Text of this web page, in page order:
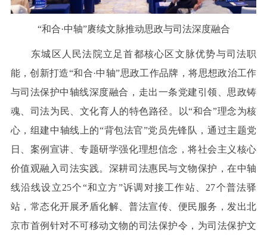
“和合·中轴”赓续文脉推动思政与司法深度融合
东城区人民法院立足首都核心区文脉优势与司法职
能，创新打造“和合·中轴”思政工作品牌，将思想政治工作
与司法保护中轴线深度融合，走出一条党建引领、思政铸
魂、司法为民、文化育人的特色路径。以“和合”理念为核
心，组建中轴线上的“背包法官”党员先锋队，通过主题党
日、案例宣讲、专题研学强化理想信念，将社会主义核心
价值观融入司法实践。深耕司法惠民与文物保护，在中轴
线沿线设立25个“和立方”诉调对接工作站、27个普法驿
站，常态化开展矛盾化解、普法宣传、便民服务，发出北
京市首例针对不可移动文物的司法保护令，为司法保护文